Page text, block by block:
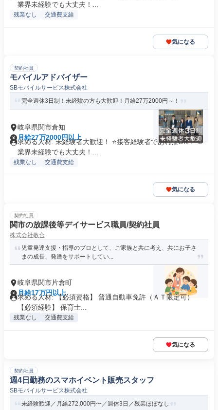
業界未経験でも大丈夫！...
残業なし 交通費支給
気になる
契約社員
モバイルアドバイザー
SBモバイルサービス株式会社
完全週休3日制！未経験の方も大歓迎！月給27万2000円～！
岐阜県関市倉知
月給27万2000円以上
求める人材: 未経験者大歓迎！ ⭐接客経験者であればOK！ ※
業界未経験でも大丈夫！...
残業なし 交通費支給
気になる
契約社員
関市の放課後等デイサービス職員/契約社員
株式会社敬合
児童発達支援・指導のプロとして、ご家族と共に考え、共にお子さ
まの成長、発達をサポートしてい...
岐阜県関市片倉町
月給17万円以上
求める人材: 【必須資格】 普通自動車免許（ＡＴ限定可）
【必須経験】 保育士...
残業なし 交通費支給
気になる
契約社員
週4日勤務のスマホイベント販売スタッフ
SBモバイルサービス株式会社
未経験歓迎／月給272,000円〜／週休3日／残業ほぼなし